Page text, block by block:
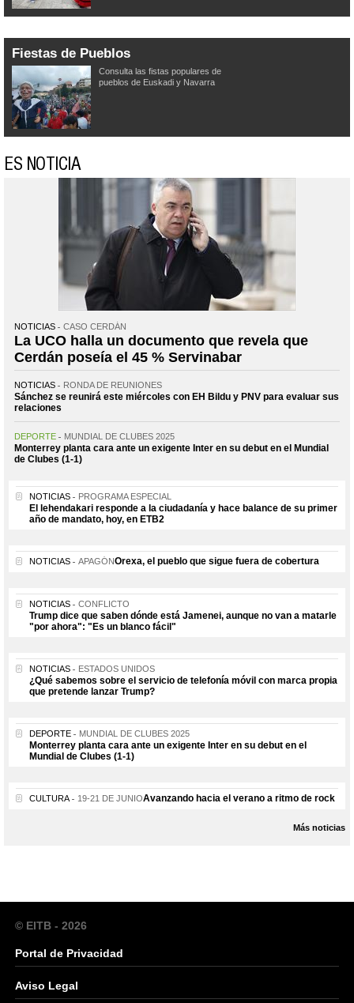
Fiestas de Pueblos
Consulta las fistas populares de
pueblos de Euskadi y Navarra
ES NOTICIA
NOTICIAS CASO CERDÁN
La UCO halla un documento que revela que
Cerdán poseía el 45 % Servinabar
NOTICIAS RONDA DE REUNIONES
Sánchez se reunirá este miércoles con EH Bildu y PNV para evaluar sus
relaciones
DEPORTE MUNDIAL DE CLUBES 2025
Monterrey planta cara ante un exigente Inter en su debut en el Mundial
de Clubes (1-1)
NOTICIAS PROGRAMA ESPECIAL
El lehendakari responde a la ciudadanía y hace balance de su primer
año de mandato, hoy, en ETB2
NOTICIAS APAGÓNOrexa, el pueblo que sigue fuera de cobertura
NOTICIAS CONFLICTO
Trump dice que saben dónde está Jamenei, aunque no van a matarle
"por ahora": "Es un blanco fácil"
NOTICIAS ESTADOS UNIDOS
¿Qué sabemos sobre el servicio de telefonía móvil con marca propia
que pretende lanzar Trump?
DEPORTE MUNDIAL DE CLUBES 2025
Monterrey planta cara ante un exigente Inter en su debut en el
Mundial de Clubes (1-1)
CULTURA 19-21 DE JUNIOAvanzando hacia el verano a ritmo de rock
Más noticias
© EITB - 2026
Portal de Privacidad
Aviso Legal